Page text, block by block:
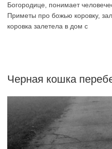
Богородице, понимает
Приметы про божью коровку,
коровка залетела в дом с
Черная кошка